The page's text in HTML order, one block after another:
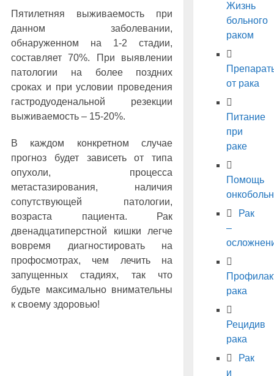
Пятилетняя выживаемость при
данном заболевании,
обнаруженном на 1-2 стадии,
составляет 70%. При выявлении
патологии на более поздних
сроках и при условии проведения
гастродуоденальной резекции
выживаемость – 15-20%.
В каждом конкретном случае
прогноз будет зависеть от типа
опухоли, процесса
метастазирования, наличия
сопутствующей патологии,
возраста пациента. Рак
двенадцатиперстной кишки легче
вовремя диагностировать на
профосмотрах, чем лечить на
запущенных стадиях, так что
будьте максимально внимательны
к своему здоровью!
Жизнь
больного
раком
от рака
Питание
при
раке
Помощь
Рак
–
рака
Рецидив
рака
Рак
и